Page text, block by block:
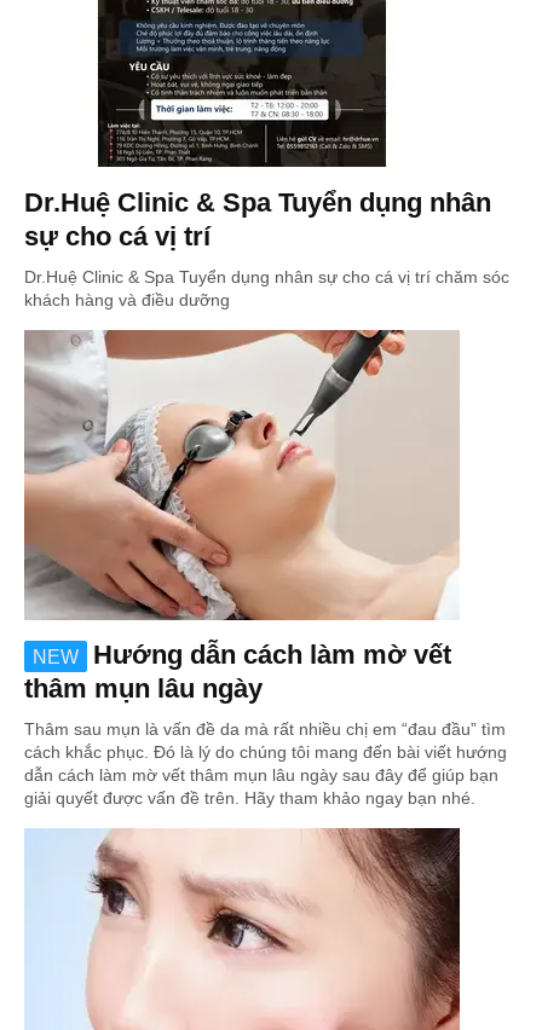
Dr.Huệ Clinic & Spa Tuyển dụng nhân
sự cho cá vị trí
Dr.Huệ Clinic & Spa Tuyển dụng nhân sự cho cá vị trí chăm sóc
khách hàng và điều dưỡng
NEW
Hướng dẫn cách làm mờ vết
thâm mụn lâu ngày
Thâm sau mụn là vấn đề da mà rất nhiều chị em “đau đầu” tìm
cách khắc phục. Đó là lý do chúng tôi mang đến bài viết hướng
dẫn cách làm mờ vết thâm mụn lâu ngày sau đây để giúp bạn
giải quyết được vấn đề trên. Hãy tham khảo ngay bạn nhé.